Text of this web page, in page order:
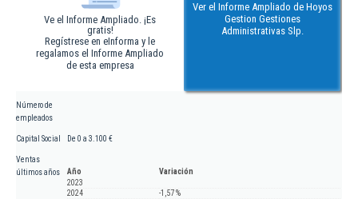
Ve el Informe Ampliado. ¡Es
gratis!
Regístrese en eInforma y le
regalamos el Informe Ampliado
de esta empresa
Ver el Informe Ampliado de Hoyos
Gestion Gestiones
Administrativas Slp.
Número de
empleados
Capital Social De 0 a 3.100 €
Ventas
últimos años
Año
Variación
2023
2024
-1,57 %